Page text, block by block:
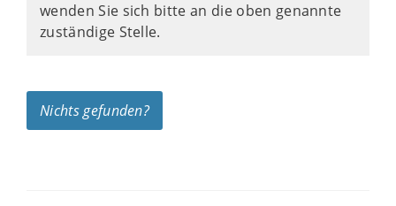
wenden Sie sich bitte an die oben genannte
zuständige Stelle.
Nichts gefunden?